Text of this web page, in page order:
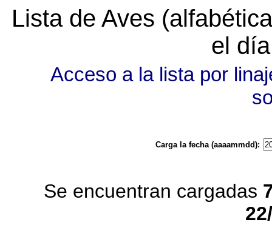
Lista de Aves
el
Acceso a la lista por
Carga la fecha (aaaammdd):
Se encuentran cargadas